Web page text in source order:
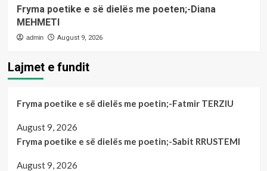
Fryma poetike e së dielës me poeten;-Diana
MEHMETI
admin August 9, 2026
Lajmet e fundit
Fryma poetike e së dielës me poetin;-Fatmir TERZIU
August 9, 2026
Fryma poetike e së dielës me poetin;-Sabit RRUSTEMI
August 9, 2026